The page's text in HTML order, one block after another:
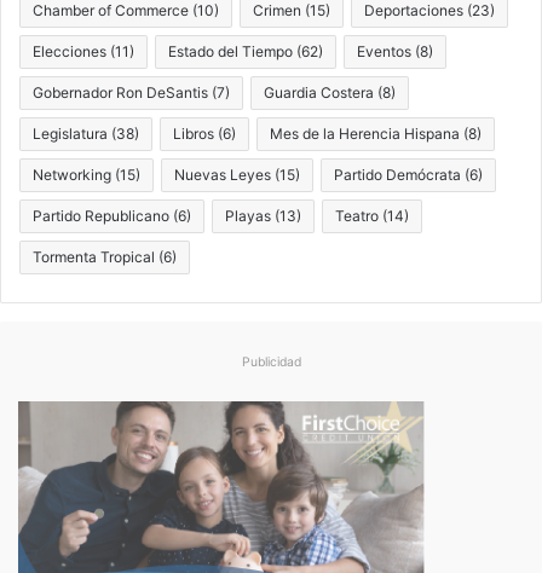
Chamber of Commerce (10) Crimen (15) Deportaciones (23)
Elecciones (11) Estado del Tiempo (62) Eventos (8)
Gobernador Ron DeSantis (7) Guardia Costera (8)
Legislatura (38) Libros (6) Mes de la Herencia Hispana (8)
Networking (15) Nuevas Leyes (15) Partido Demócrata (6)
Partido Republicano (6) Playas (13) Teatro (14)
Tormenta Tropical (6)
Publicidad